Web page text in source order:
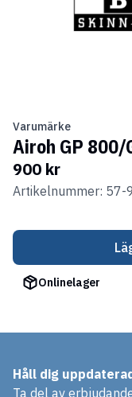
Varumärke
Airoh GP 800/
900 kr
Artikelnummer: 57-
Onlinelager
Håll dig
Ta del av